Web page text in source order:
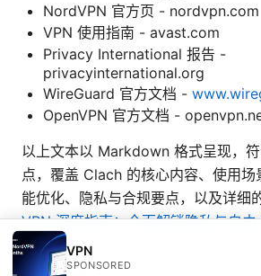
NordVPN 官方页 - nordvpn.com
VPN 使用指南 - avast.com
Privacy International 报告 -
privacyinternational.org
WireGuard 官方文档 -
OpenVPN 官方文档 -
以上文本以 Markdown 格式呈现，
点，覆盖 Clach 的核心内容、使用场
能优化、隐私与合规要点，以及详细
VPN 深度指南：全面解锁隐私与自
工具
VPN
SPONSORED